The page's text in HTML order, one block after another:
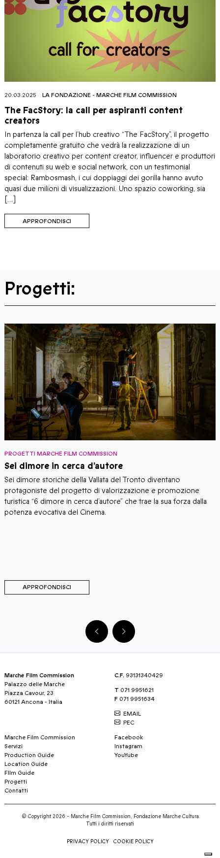
20.03.2025 LA FONDAZIONE - MARCHE FILM COMMISSION
The FacStory: la call per aspiranti content
creators
In partenza la call per l’hub creativo “The FacStory”, il progetto
completamente gratuito che vedrà la realizzazione di un
laboratorio creativo per content creator, influencer e produttori
di contenuti su web e social network, con un testimonial
special: Rambosmash, i cui doppiaggi dei gorilla hanno avuto
quasi due milioni di visualizzazioni. Uno spazio coworking, sia
[…]
APPROFONDISCI
Progetti:
PROGETTI MARCHE FILM COMMISSION
Sei dimore in cerca d’autore
Sei dimore storiche della Vallata del Tronto diventano
protagoniste del progetto di valorizzazione e promozione
turistica “6 dimore in cerca d’autore” che trae la sua forza dalla
potenza evocativa del Cinema.
APPROFONDISCI
Marche Film Commission
Palazzo delle Marche
Piazza Cavour, 23
60121 Ancona - Italia
C.F. 93131340429
T 071 9951621
F 071 9951634
EMAIL
PEC
Marche Film Commission
Servizi
Production Guide
Location Guide
FIlm Guide
Progetti
Contatti
Facebook
Instagram
YouYube
© Copyright 2026 - Marche Film Commission, Fondazione Marche Cultura
Tutti i diritti riservati
PRIVACY POLICY COOKIE POLICY